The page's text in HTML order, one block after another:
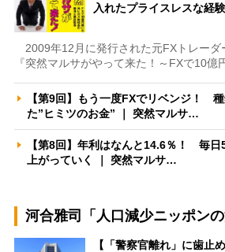
入れたプライスレスな経
2009年12月に発行された元FXトレーダ
『突然マルサがやって来た！～FXで10億
【第9回】もう一度FXでリベンジ！
た”ヒミツのお金” ｜ 突然マルサ…
【第8回】年利はなんと14.6％！ 毎日
上がっていく ｜ 突然マルサ…
河合雅司「人口減少ニッポンの
【「警察官離れ」に歯止